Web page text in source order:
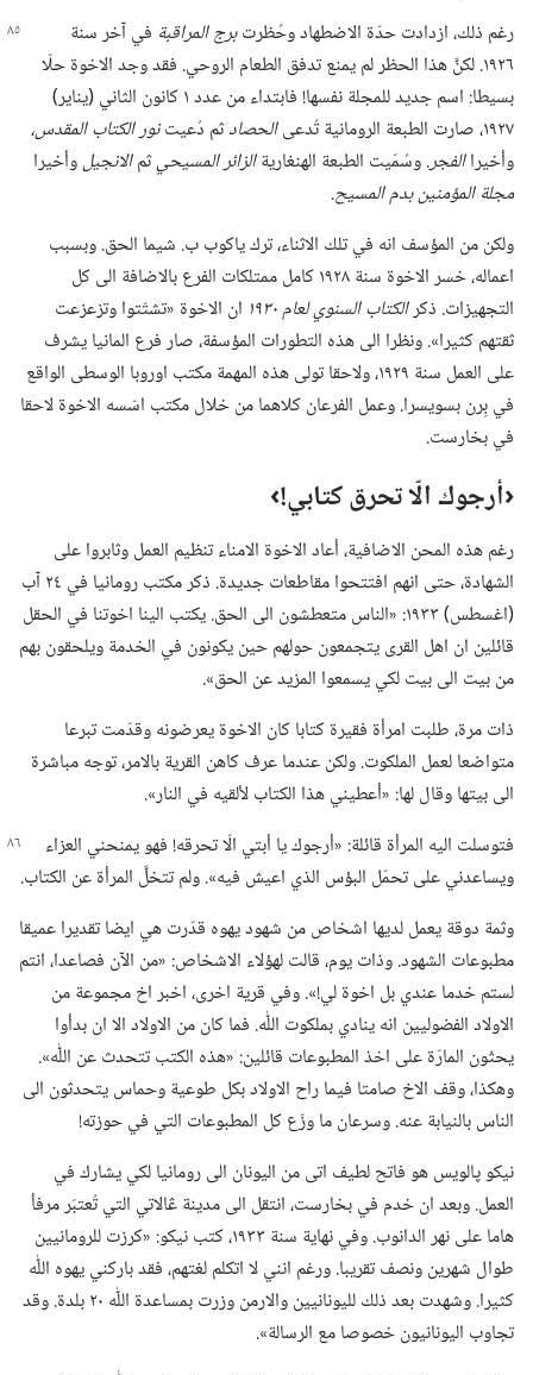
رغم ذلك،‏ ازدادت حدّة الاضطهاد وحُظرتبرج المراقبة في آخرسنة
١٩٢٦.‏ لكنَّ هذا الحظر لم يمنع تدفق الطعام الروحي.‏ فقد وجد الاخوة حلّا
بسيطا:‏ اسم جديد للمجلة نفسها!‏ فابتداء من عدد ١ كانون الثاني (‏يناير)‏
١٩٢٧،‏ صارت الطبعة الرومانية تُدعى
الحصادثم دُعيتنور الكتاب المقدس،‏
وأخيراالفجر.‏وسُمّيت الطبعة الهنغاريةالزائر المسيحيثمالانجيلوأخيرا
مجلة المؤمنين بدم المسيح.‏
ولكن من المؤسف انه في تلك الاثناء،‏ ترك ياكوب ب.‏ شيما الحق.‏ وبسبب
اعماله،‏ خسر الاخوة سنة ١٩٢٨ كامل ممتلكات الفرع بالاضافة الى كل
التجهيزات.‏ ذكرالكتاب السنوي لعام ١٩٣٠
ان الاخوة «تشتّتوا وتزعزعت
ثقتهم كثيرا».‏ ونظرا الى هذه التطورات المؤسفة،‏ صار فرع المانيا يشرف
على العمل سنة ١٩٢٩،‏ ولاحقا تولى هذه المهمة مكتب اوروبا الوسطى الواقع
في بِرن بسويسرا.‏ وعمل الفرعان كلاهما من خلال مكتب اسّسه الاخوة لاحقا
في بخارست.‏
‏‹أرجوك الّا تحرق كتابي!‏›‏
رغم هذه المحن الاضافية،‏ أعاد الاخوة الامناء تنظيم العمل وثابروا على
الشهادة،‏ حتى انهم افتتحوا مقاطعات جديدة.‏ ذكر مكتب رومانيا في ٢٤ آب
(‏اغسطس)‏ ١٩٣٣:‏ «الناس متعطشون الى الحق.‏ يكتب الينا اخوتنا في الحقل
قائلين ان اهل القرى يتجمعون حولهم حين يكونون في الخدمة ويلحقون بهم
من بيت الى بيت لكي يسمعوا المزيد عن الحق».‏
ذات مرة،‏ طلبت امرأة فقيرة كتابا كان الاخوة يعرضونه وقدّمت تبرعا
متواضعا لعمل الملكوت.‏ ولكن عندما عرف كاهن القرية بالامر،‏ توجه مباشرة
الى بيتها وقال لها:‏ «أعطيني هذا الكتاب لألقيه في النار».‏
فتوسلت اليه المرأة قائلة:‏ «أرجوك يا أبتي الّا تحرقه!‏ فهو يمنحني العزاء
ويساعدني على تحمّل البؤس الذي اعيش فيه».‏ ولم تتخلَّ المرأة عن الكتاب.‏
وثمة دوقة يعمل لديها اشخاص من شهود يهوه قدّرت هي ايضا تقديرا عميقا
مطبوعات الشهود.‏ وذات يوم،‏ قالت لهؤلاء الاشخاص:‏ «من الآن فصاعدا،‏ انتم
لستم خدما عندي بل اخوة لي!‏».‏ وفي قرية اخرى،‏ اخبر اخ مجموعة من
الاولاد الفضوليين انه ينادي بملكوت اللّٰه.‏ فما كان من الاولاد الا ان بدأوا
يحثّون المارّة على اخذ المطبوعات قائلين:‏ «هذه الكتب تتحدث عن اللّٰه».‏
وهكذا،‏ وقف الاخ صامتا فيما راح الاولاد بكل طوعية وحماس يتحدثون الى
الناس بالنيابة عنه.‏ وسرعان ما وزّع كل المطبوعات التي في حوزته!‏
نيكو پالويس هو فاتح لطيف اتى من اليونان الى رومانيا لكي يشارك في
العمل.‏ وبعد ان خدم في بخارست،‏ انتقل الى مدينة ڠالاتي التي تُعتبَر مرفأ
هاما على نهر الدانوب.‏ وفي نهاية سنة ١٩٣٣،‏ كتب نيكو:‏ «كرزت للرومانيين
طوال شهرين ونصف تقريبا.‏ ورغم انني لا اتكلم لغتهم،‏ فقد باركني يهوه اللّٰه
كثيرا.‏ وشهدت بعد ذلك لليونانيين والارمن وزرت بمساعدة اللّٰه ٢٠ بلدة.‏ وقد
تجاوب اليونانيون خصوصا مع الرسالة».‏